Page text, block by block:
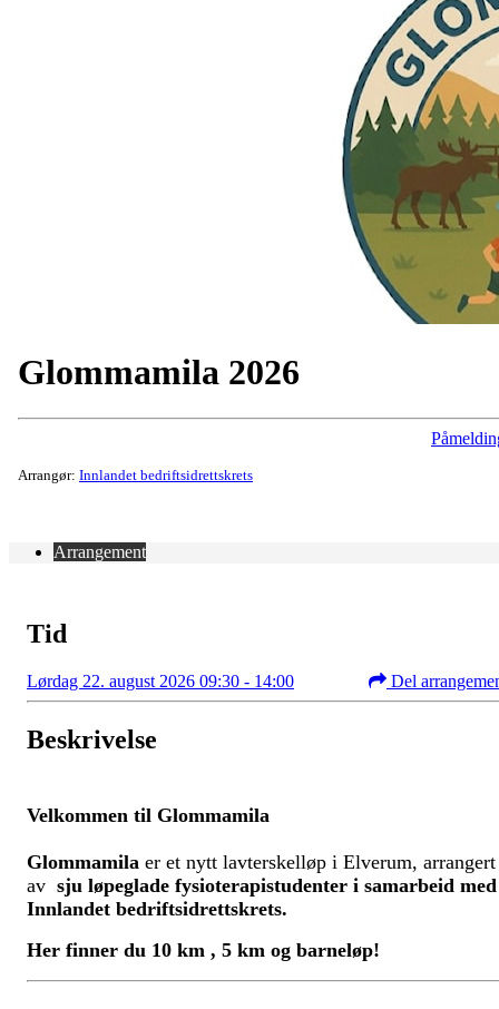
Glommamila 2026
Arrangør: Innlandet bedriftsidrettskrets
Arrangement
Tid
Lørdag 22. august 2026 09:30 - 14:00 Del
Beskrivelse
Velkommen til Glommamila
Glommamila er et nytt lavterskelløp i Elverum, arrangert
av sju løpeglade fysioterapistudenter i samarbeid med
Innlandet bedriftsidrettskrets.
Her finner du 10 km , 5 km og barneløp!